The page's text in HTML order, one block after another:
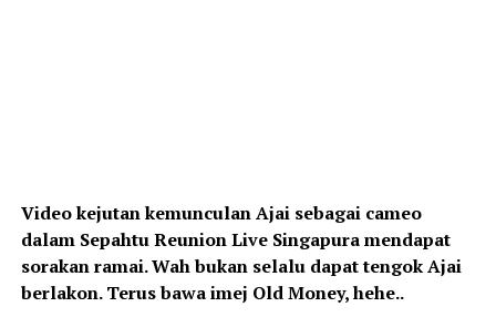
Video kejutan kemunculan Ajai sebagai cameo
dalam Sepahtu Reunion Live Singapura mendapat
sorakan ramai. Wah bukan selalu dapat tengok Ajai
berlakon. Terus bawa imej Old Money, hehe..